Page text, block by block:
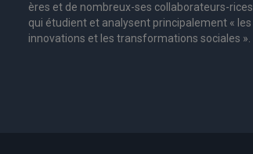
ères et de nombreux-ses collaborateurs-rices
qui étudient et analysent principalement « les
innovations et les transformations sociales ».